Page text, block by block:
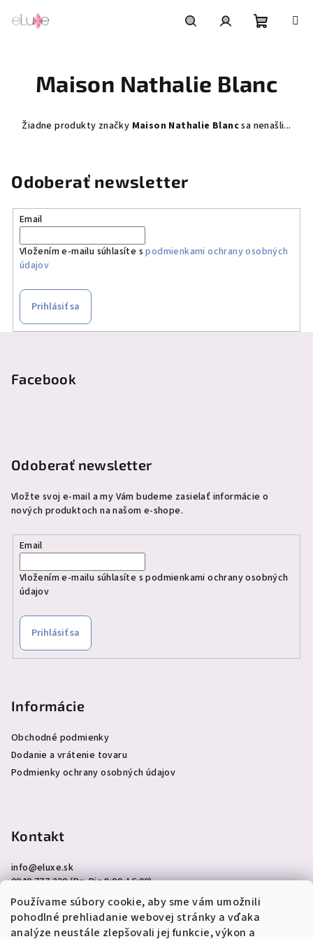
Používame súbory cookie, aby sme vám umožnili
pohodlné prehliadanie webovej stránky a vďaka
analýze neustále zlepšovali jej funkcie, výkon a
košík
Maison Nathalie Blanc
Žiadne produkty značky Maison Nathalie Blancsa nenašli...
Odoberať newsletter
Email
Vložením e-mailu súhlasíte spodmienkami ochrany osobných
údajov
Prihlásiť sa
Facebook
Odoberať newsletter
Vložte svoj e-mail a my Vám budeme zasielať informácie o
nových produktoch na našom e-shope.
Email
Vložením e-mailu súhlasíte spodmienkami ochrany osobných
údajov
Prihlásiť sa
Informácie
Obchodné podmienky
Dodanie a vrátenie tovaru
Podmienky ochrany osobných údajov
Kontakt
info@eluxe.sk
0940 777 230 (Po-Pia 8:00-16:00)